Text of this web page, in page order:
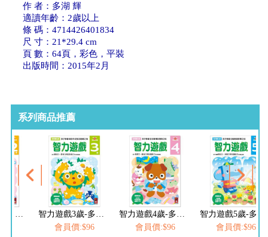
作 者：多湖 輝
適讀年齡：2歲以上
條 碼：4714426401834
尺 寸：21*29.4 cm
頁 數：64頁，彩色，平裝
出版時間：2015年2月
系列商品推薦
智力遊戲2歲-多湖輝的NEW頭腦開發
智力遊戲3歲-多湖輝的NEW頭腦開發
會員價:$96
智力遊戲4歲-多湖輝的NEW頭腦開發
會員價:$96
會員價:$96